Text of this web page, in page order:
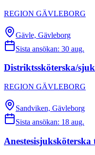
REGION GÄVLEBORG
Gävle, Gävleborg
Sista ansökan: 30 aug.
Distriktssköterska/
REGION GÄVLEBORG
Sandviken, Gävleborg
Sista ansökan: 18 aug.